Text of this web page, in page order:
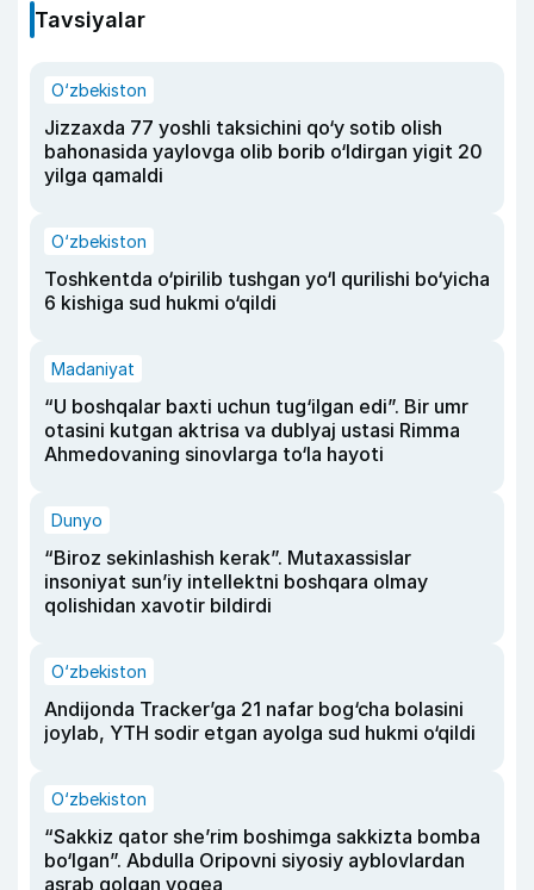
Tavsiyalar
O‘zbekiston
Jizzaxda 77 yoshli taksichini qo‘y sotib olish
bahonasida yaylovga olib borib o‘ldirgan yigit 20
yilga qamaldi
O‘zbekiston
Toshkentda o‘pirilib tushgan yo‘l qurilishi bo‘yicha
6 kishiga sud hukmi o‘qildi
Madaniyat
“U boshqalar baxti uchun tug‘ilgan edi”. Bir umr
otasini kutgan aktrisa va dublyaj ustasi Rimma
Ahmedovaning sinovlarga to‘la hayoti
Dunyo
“Biroz sekinlashish kerak”. Mutaxassislar
insoniyat sun’iy intellektni boshqara olmay
qolishidan xavotir bildirdi
O‘zbekiston
Andijonda Tracker’ga 21 nafar bog‘cha bolasini
joylab, YTH sodir etgan ayolga sud hukmi o‘qildi
O‘zbekiston
“Sakkiz qator she’rim boshimga sakkizta bomba
bo‘lgan”. Abdulla Oripovni siyosiy ayblovlardan
asrab qolgan voqea